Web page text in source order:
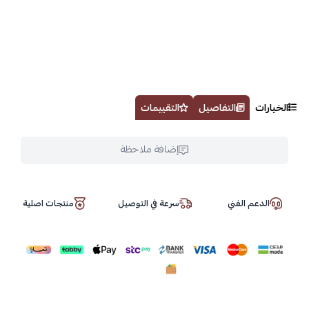
الخيارات التفاصيل التقييمات
إضافة ملاحظة
الدعم الفني سرعة في التوصيل منتجات اصلية